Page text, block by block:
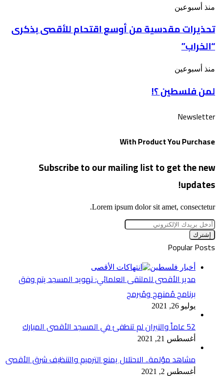
بعنوان: وسوف
عن
الأقصى
تحذيرات
من
أوسع
اقتحام
للأقصى
بذكرى
“الخراب”
منذ أسبوعين
تحذيرات مقدسية من أوسع اقتحام للأقصى بذكرى
“الخراب”
لمن
؟!
منذ أسبوعين
لمن فلسطين ؟!
Newsletter
With Product You Purchase
Subscribe to our mailing list to get the new
updates!
Lorem ipsum dolor sit amet, consectetur.
أدخل
بريدك
الإلكتروني
Popular Posts
أخبار فلسطين
مدير الأقصى للملتقى العلمائي: تهويد المسجد يتم وفق
برنامج مُمنهج ومُبرمج
يوليو 26, 2021
52 عاماً والنيران لم تنطفئ في المسجد الأقصى المبارك
أغسطس 21, 2021
مشاهد مؤلمة.. الاحتلال يمنع الترميم والتنظيف شرق الأقصى
أغسطس 2, 2021